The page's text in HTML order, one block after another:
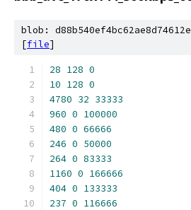
blob:
[file]
28 128 0
10 128 0
4780 32 33333
960 0 100000
480 0 66666
246 0 50000
264 0 83333
1160 0 166666
404 0 133333
237 0 116666